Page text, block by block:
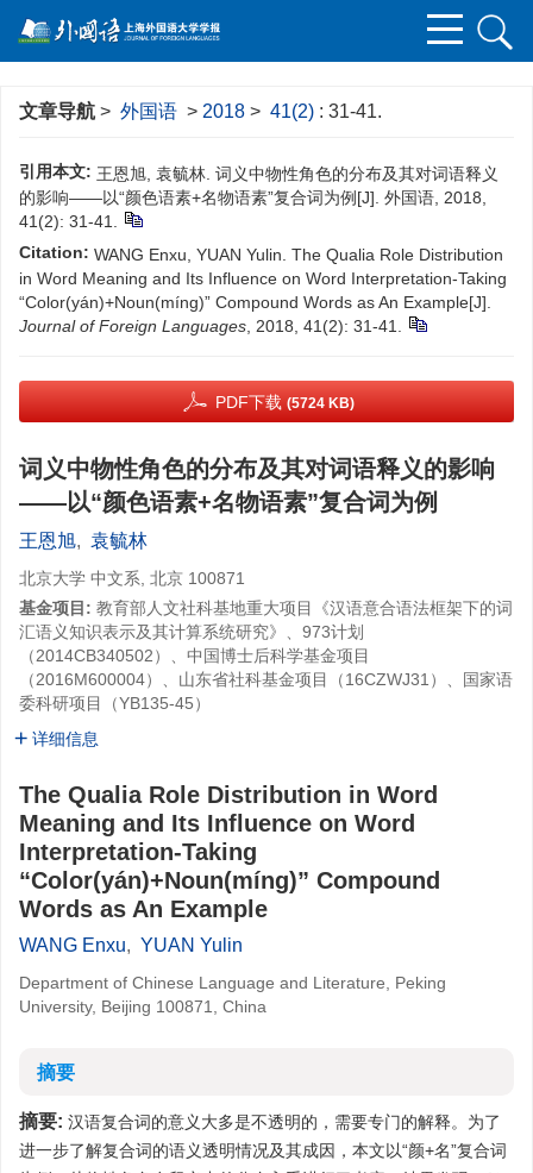
文章导航 > 外国语 > 2018 > 41(2) : 31-41.
引用本文: 王恩旭, 袁毓林. 词义中物性角色的分布及其对词语释义
的影响——以“颜色语素+名物语素”复合词为例[J]. 外国语, 2018,
41(2): 31-41.
Citation: WANG Enxu, YUAN Yulin. The Qualia Role Distribution
in Word Meaning and Its Influence on Word Interpretation-Taking
“Color(yán)+Noun(míng)” Compound Words as An Example[J].
Journal of Foreign Languages , 2018, 41(2): 31-41.
PDF下载 (5724 KB)
词义中物性角色的分布及其对词语释义的影响
——以“颜色语素+名物语素”复合词为例
王恩旭, 袁毓林
北京大学 中文系, 北京 100871
基金项目: 教育部人文社科基地重大项目《汉语意合语法框架下的词
汇语义知识表示及其计算系统研究》、973计划
（2014CB340502）、中国博士后科学基金项目
（2016M600004）、山东省社科基金项目（16CZWJ31）、国家语
委科研项目（YB135-45）
详细信息
The Qualia Role Distribution in Word
Meaning and Its Influence on Word
Interpretation-Taking
“Color(yán)+Noun(míng)” Compound
Words as An Example
WANG Enxu, YUAN Yulin
Department of Chinese Language and Literature, Peking
University, Beijing 100871, China
摘要
摘要: 汉语复合词的意义大多是不透明的，需要专门的解释。为了
进一步了解复合词的语义透明情况及其成因，本文以“颜+名”复合词